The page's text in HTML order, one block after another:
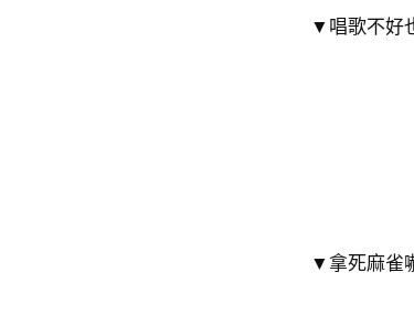
▼唱歌不好
▼拿死麻雀